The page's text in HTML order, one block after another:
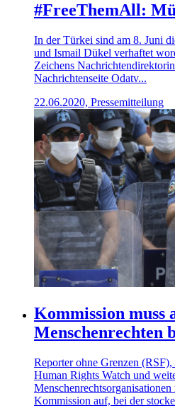
#FreeThemAll:
In der Türkei sind am 8. Juni
und Ismail Dükel verhaftet
Zeichens
Nachrichtenseite Odatv...
22.06.2020, Pressemitteilung
Kommission muss
Menschenrechten
Reporter ohne Grenzen
Human Rights Watch und
Kommission auf, bei der